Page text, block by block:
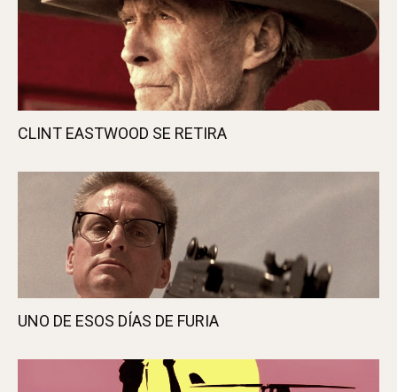
CLINT EASTWOOD SE RETIRA
UNO DE ESOS DÍAS DE FURIA